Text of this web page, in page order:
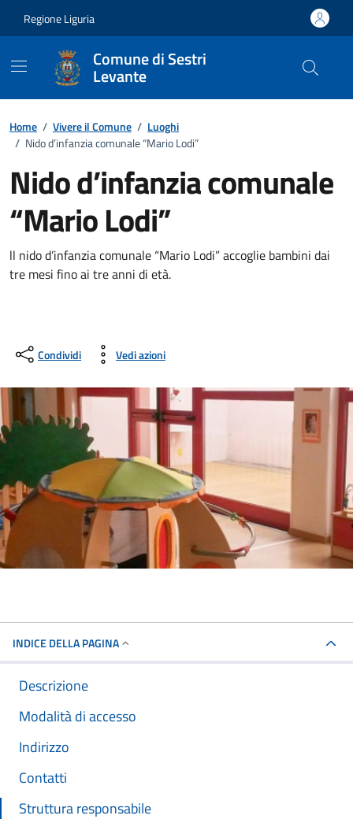
Regione Liguria
Comune di Sestri
Levante
Home / Vivere il Comune / Luoghi
/ Nido d’infanzia comunale “Mario Lodi”
Nido d’infanzia comunale
“Mario Lodi”
ll nido d’infanzia comunale “Mario Lodi” accoglie bambini dai
tre mesi fino ai tre anni di età.
Condividi Vedi azioni
INDICE DELLA PAGINA
Descrizione
Modalità di accesso
Indirizzo
Contatti
Struttura responsabile